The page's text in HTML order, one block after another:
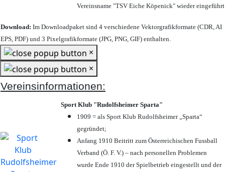
Vereinsname "TSV Eiche Köpenick" wieder eingeführt
Download: Im Downloadpaket sind 4 verschiedene Vektorgrafikformate (CDR, AI
EPS, PDF) und 3 Pixelgrafikformate (JPG, PNG, GIF) enthalten.
×
×
Vereinsinformationen:
Sport Klub "Rudolfsheimer Sparta"
1909 = als Sport Klub Rudolfsheimer „Sparta“
gegründet;
Anfang 1910 Beitritt zum Österreichischen Fussball
Verband (Ö. F. V.) – nach personellen Problemen
wurde Ende 1910 der Spielbetrieb eingestellt und der